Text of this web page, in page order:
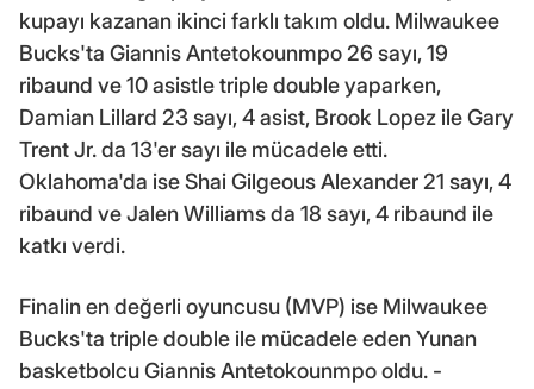
kupayı kazanan ikinci farklı takım oldu. Milwaukee
Bucks'ta Giannis Antetokounmpo 26 sayı, 19
ribaund ve 10 asistle triple double yaparken,
Damian Lillard 23 sayı, 4 asist, Brook Lopez ile Gary
Trent Jr. da 13'er sayı ile mücadele etti.
Oklahoma'da ise Shai Gilgeous Alexander 21 sayı, 4
ribaund ve Jalen Williams da 18 sayı, 4 ribaund ile
katkı verdi.
Finalin en değerli oyuncusu (MVP) ise Milwaukee
Bucks'ta triple double ile mücadele eden Yunan
basketbolcu Giannis Antetokounmpo oldu. -